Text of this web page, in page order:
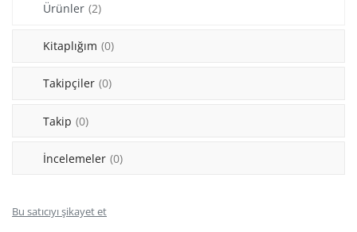
Felsefe
Hobi Kitapları
Sanat - Tasarım
Çizgi Roman
Mizah
Ürünler (2)
Kitaplığım (0)
Takipçiler (0)
Takip (0)
İncelemeler (0)
Bu satıcıyı şikayet et